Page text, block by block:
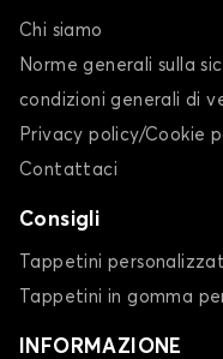
Chi siamo
Norme generali sulla
condizioni generali di
Privacy policy/Cookie
Contattaci
Consigli
Tappetini
Tappetini in gomma
INFORMAZIONE